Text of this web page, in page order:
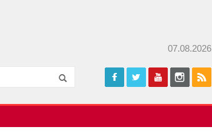
07.08.2026